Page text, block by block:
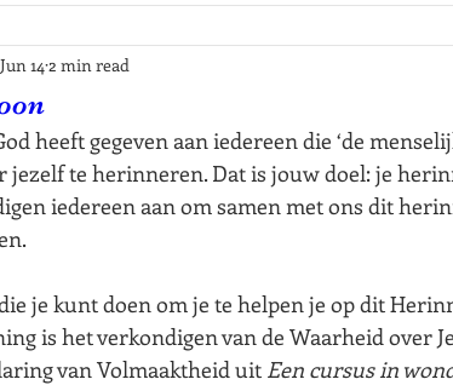
Jun 142 min read
heeft gegeven aan iedereen die ‘de
jezelf te herinneren. Dat is jouw doel: je
iedereen aan om samen met ons dit
je kunt doen om je te helpen je op dit
is het verkondigen van de Waarheid over
van Volmaaktheid uit Een cursus in